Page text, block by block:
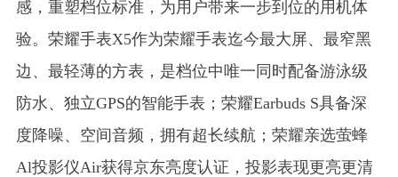
感，重塑档位标准，为用户带来一步到位的用机体
验。荣耀手表X5作为荣耀手表迄今最大屏、最窄黑
边、最轻薄的方表，是档位中唯一同时配备游泳级
防水、独立GPS的智能手表；荣耀Earbuds S具备深
度降噪、空间音频，拥有超长续航；荣耀亲选萤蜂
Al投影仪Air获得京东亮度认证，投影表现更亮更清